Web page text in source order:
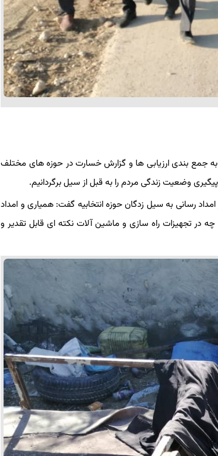
جمع بندی ارزیابی ها و گزارش خسارت در حوزه های مختلف
وضعیت زندگی مردم را به قبل از سیل برگردانیم.
رسانی به سیل زدگان حوزه انتخابیه گفت: همیاری و امداد
تجهیزات راه سازی و ماشین آلات نکته ای قابل تقدیر و